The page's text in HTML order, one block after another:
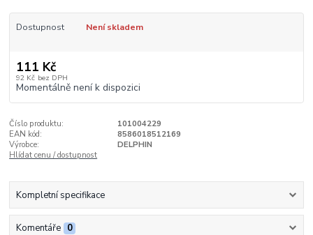
Dostupnost Není skladem
111 Kč
92 Kč bez DPH
Momentálně není k dispozici
Číslo produktu:
101004229
EAN kód:
8586018512169
Výrobce:
DELPHIN
Hlídat cenu / dostupnost
Kompletní specifikace
Komentáře 0